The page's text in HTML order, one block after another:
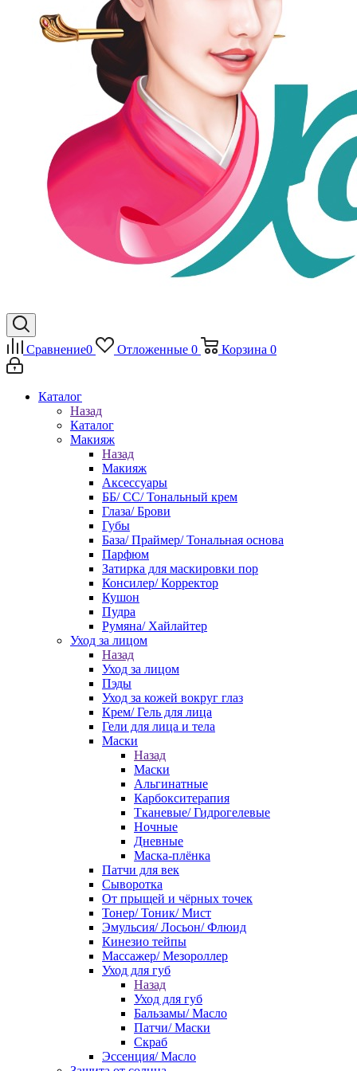
Сравнение0 Отложенные 0 Корзина 0
Каталог
Назад
Каталог
Макияж
Назад
Макияж
Аксессуары
ББ/ СС/ Тональный крем
Глаза/ Брови
Губы
База/ Праймер/ Тональная основа
Парфюм
Затирка для маскировки пор
Консилер/ Корректор
Кушон
Пудра
Румяна/ Хайлайтер
Уход за лицом
Назад
Уход за лицом
Пэды
Уход за кожей вокруг глаз
Крем/ Гель для лица
Гели для лица и тела
Маски
Назад
Маски
Альгинатные
Карбокситерапия
Тканевые/ Гидрогелевые
Ночные
Дневные
Маска-плёнка
Патчи для век
Сыворотка
От прыщей и чёрных точек
Тонер/ Тоник/ Мист
Эмульсия/ Лосьон/ Флюид
Кинезио тейпы
Массажер/ Мезороллер
Уход для губ
Назад
Уход для губ
Бальзамы/ Масло
Патчи/ Маски
Скраб
Эссенция/ Масло